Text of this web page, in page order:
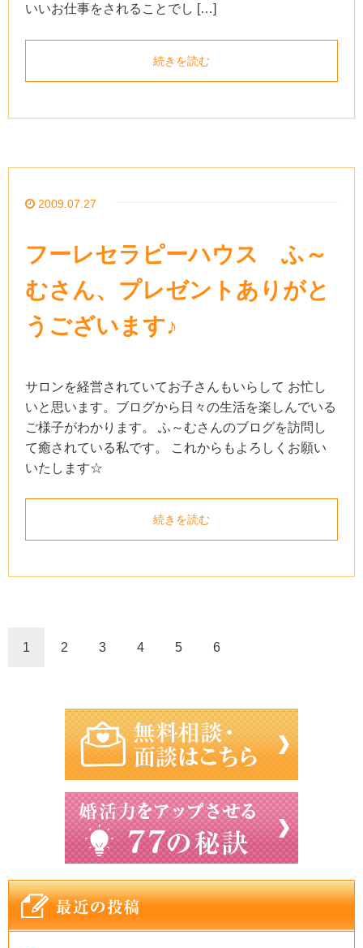
いいお仕事をされることでし […]
続きを読む
2009.07.27
フーレセラピーハウス ふ～
むさん、プレゼントありがと
うございます♪
サロンを経営されていてお子さんもいらして お忙し
いと思います。ブログから日々の生活を楽しんでいる
ご様子がわかります。 ふ～むさんのブログを訪問し
て癒されている私です。 これからもよろしくお願い
いたします☆
続きを読む
1 2 3 4 5 6